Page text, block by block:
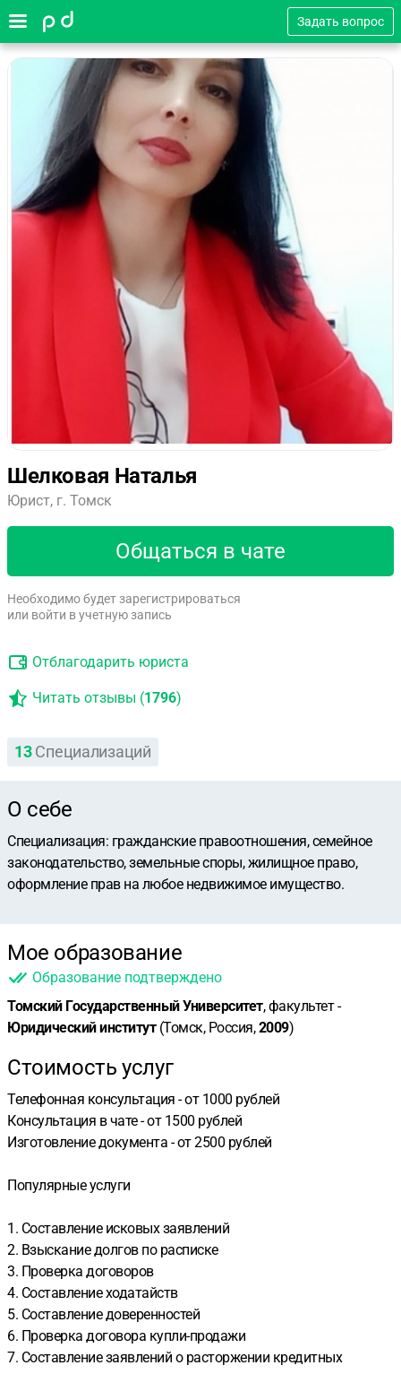
Задать вопрос
Шелковая Наталья
Юрист, г. Томск
Общаться в чате
Необходимо будет зарегистрироваться
или войти в учетную запись
Отблагодарить юриста
Читать отзывы (1796)
13 Специализаций
О себе
Специализация: гражданские правоотношения, семейное
законодательство, земельные споры, жилищное право,
оформление прав на любое недвижимое имущество.
Мое образование
Образование подтверждено
Томский Государственный Университет, факультет -
Юридический институт(Томск, Россия,2009)
Стоимость услуг
Телефонная консультация - от 1000 рублей
Консультация в чате - от 1500 рублей
Изготовление документа - от 2500 рублей
Популярные услуги
1. Составление исковых заявлений
2. Взыскание долгов по расписке
3. Проверка договоров
4. Составление ходатайств
5. Составление доверенностей
6. Проверка договора купли-продажи
7. Составление заявлений о расторжении кредитных